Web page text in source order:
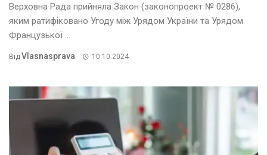
Верховна Рада прийняла Закон (законопроект № 0286),
яким ратифіковано Угоду між Урядом України та Урядом
Французької ...
Від Vlasnasprava 10.10.2024